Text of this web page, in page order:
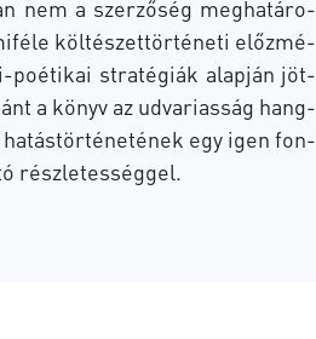
nem a szer­ző­ség meg­ha­tá­ro­
köl­té­szet­tör­té­ne­ti előz­mé­
poétikai stra­té­gi­ák alap­ján jöt­
a könyv az ud­va­ri­as­ság hang­
egy igen fon­
rész­le­tes­ség­gel.